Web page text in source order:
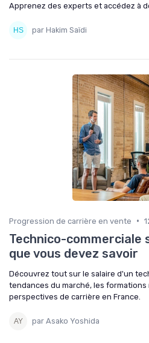
Apprenez des experts et accédez à
par Hakim Saïdi
Progression de carrière en vente •
Technico-commerciale
que vous devez savoir
Découvrez tout sur le salaire d'un
tendances du marché, les
perspectives de carrière en France.
par Asako Yoshida